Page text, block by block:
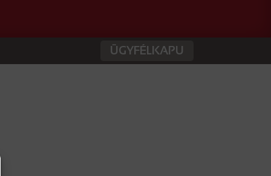
ÜGYFÉLKAPU